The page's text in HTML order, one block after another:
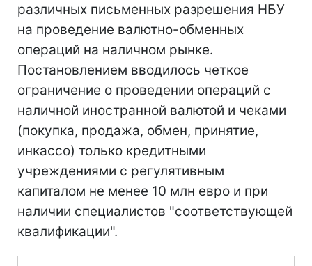
различных письменных разрешения НБУ
на проведение валютно-обменных
операций на наличном рынке.
Постановлением вводилось четкое
ограничение о проведении операций с
наличной иностранной валютой и чеками
(покупка, продажа, обмен, принятие,
инкассо) только кредитными
учреждениями с регулятивным
капиталом не менее 10 млн евро и при
наличии специалистов "соответствующей
квалификации".